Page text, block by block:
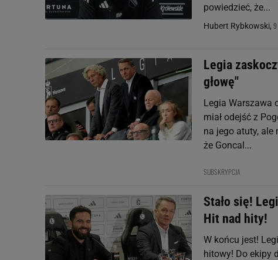
powiedzieć, że...
Hubert Rybkowski, 9
Legia
głowę"
Legia Warszawa
miał odejść z
na jego atuty, ale
że Goncal...
SUBSKRYPCJA
Stało się!
Hit nad hity!
W końcu jest!
hitowy! Do ekipy